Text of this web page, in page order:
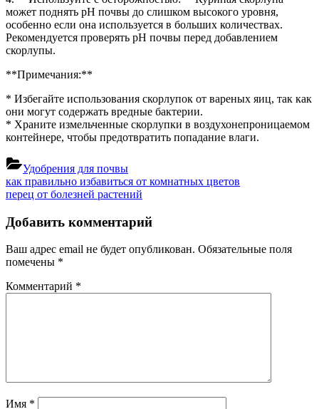
может поднять pH почвы до слишком высокого уровня,
особенно если она используется в больших количествах.
Рекомендуется проверять pH почвы перед добавлением
скорлупы.
**Примечания:**
* Избегайте использования скорлупок от вареных яиц, так как
они могут содержать вредные бактерии.
* Храните измельченные скорлупки в воздухонепроницаемом
контейнере, чтобы предотвратить попадание влаги.
Удобрения для почвы
Навигация
по
записям
Previous
Post:
как правильно избавиться от комнатных цветов
Next
перец от болезней растений
Добавить комментарий
Ваш адрес email не будет опубликован. Обязательные поля
помечены *
Комментарий *
Имя *